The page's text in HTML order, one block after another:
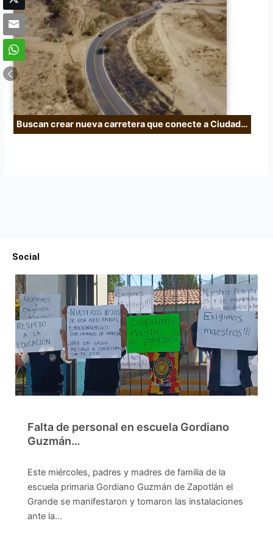
Buscan crear nueva carretera que conecte a Ciudad…
Social
Falta de personal en escuela Gordiano
Guzmán…
Este miércoles, padres y madres de familia de la
escuela primaria Gordiano Guzmán de Zapotlán el
Grande se manifestaron y tomaron las instalaciones
ante la…